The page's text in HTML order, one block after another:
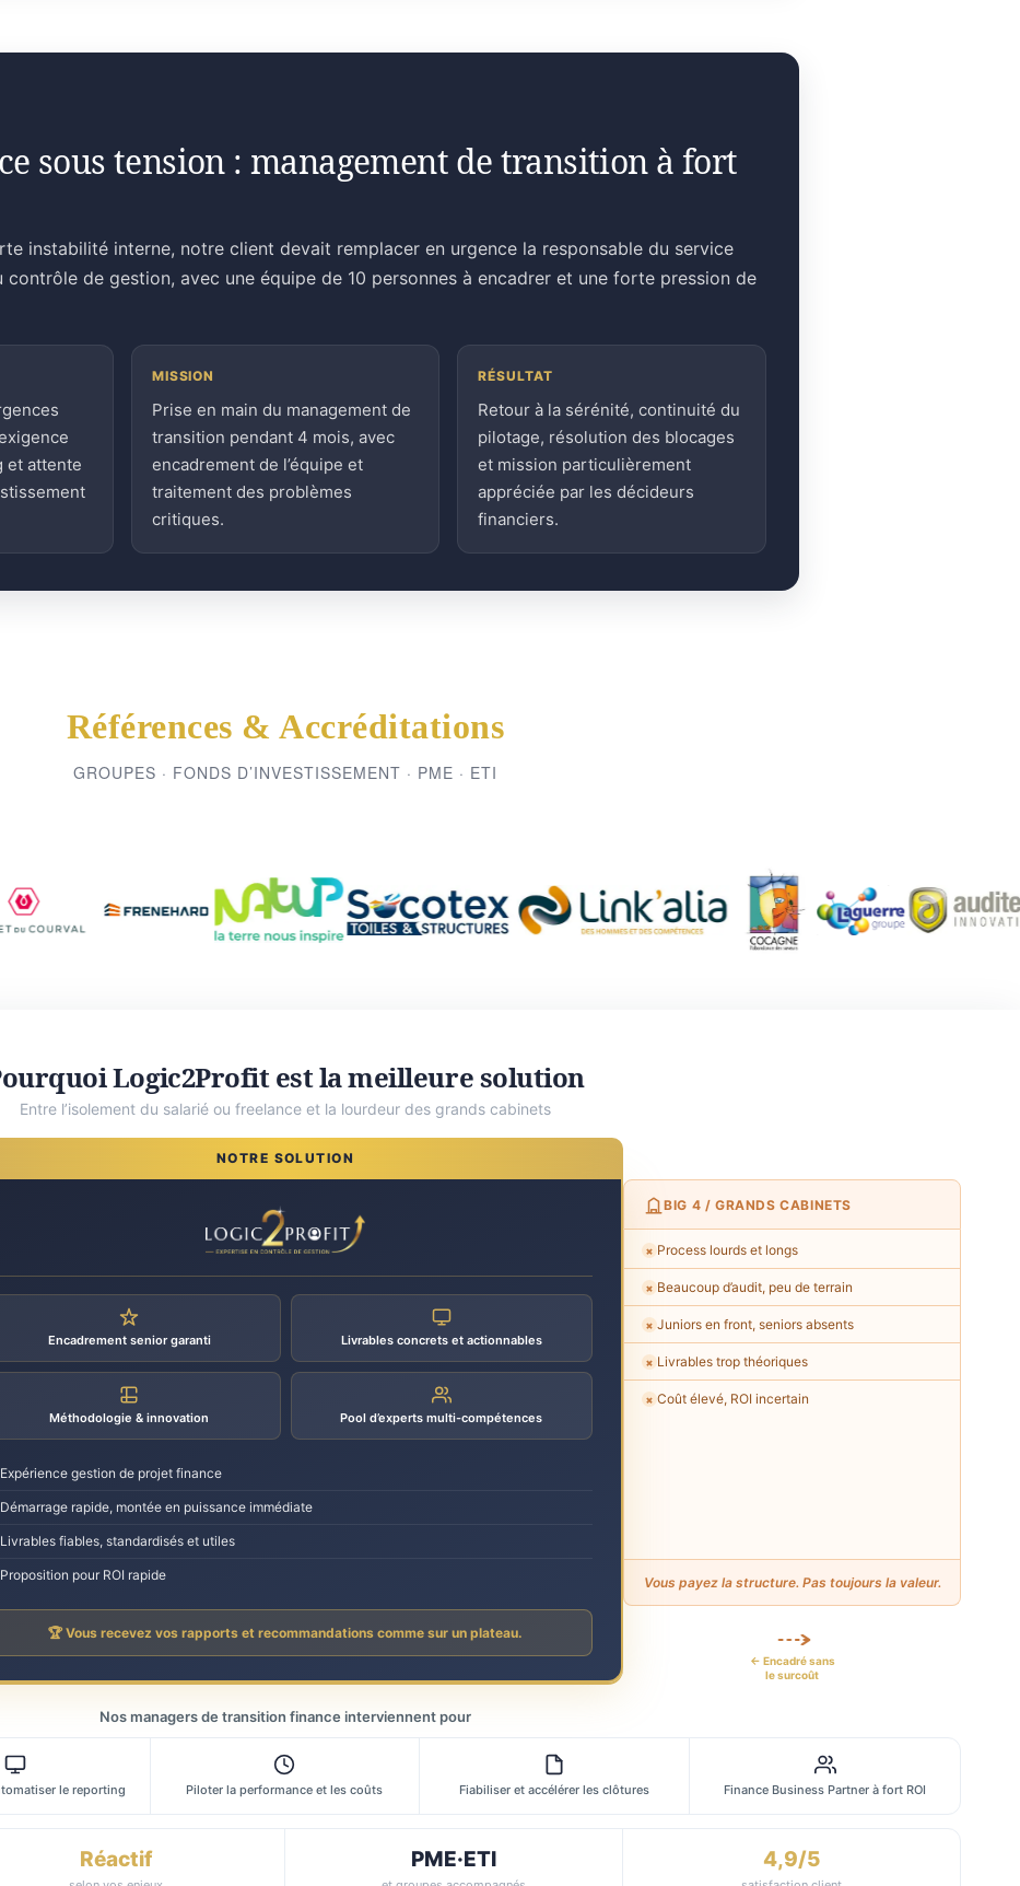
sous tension : management de transition à fort
instabilité interne, notre client devait remplacer en urgence la responsable du service
de gestion, avec une équipe de 10 personnes à encadrer et une forte pression de
et attente
MISSION
Prise en main du management de
transition pendant 4 mois, avec
encadrement de l’équipe et
traitement des problèmes
critiques.
RÉSULTAT
Retour à la sérénité, continuité du
pilotage, résolution des blocages
et mission particulièrement
appréciée par les décideurs
financiers.
Références & Accréditations
GROUPES · FONDS D’INVESTISSEMENT · PME · ETI
Logic2Profit est la meilleure solution
Entre l’isolement du salarié ou freelance et la lourdeur des grands cabinets
NOTRE SOLUTION
Encadrement senior garanti Livrables concrets et actionnables
Méthodologie & innovation Pool d’experts multi-compétences
Expérience gestion de projet finance
Démarrage rapide, montée en puissance immédiate
Livrables fiables, standardisés et utiles
Proposition pour ROI rapide
🏆 Vous recevez vos rapports et recommandations comme sur un plateau.
BIG 4 / GRANDS CABINETS
✗ Process lourds et longs
✗ Beaucoup d’audit, peu de terrain
✗ Juniors en front, seniors absents
✗ Livrables trop théoriques
✗ Coût élevé, ROI incertain
Vous payez la structure. Pas toujours la valeur.
← Encadré sans
le surcoût
Nos managers de transition finance interviennent pour
le reporting Piloter la performance et les coûts Fiabiliser et accélérer les clôtures Finance Business Partner à fort ROI
Réactif PME·ETI 4,9/5